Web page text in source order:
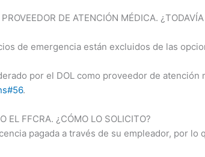
DE ATENCIÓN MÉDICA.
de emergencia están excluidos de las
por el DOL como proveedor de
.
EL FFCRA. ¿CÓMO LO SOLICITO?
pagada a través de su empleador, por